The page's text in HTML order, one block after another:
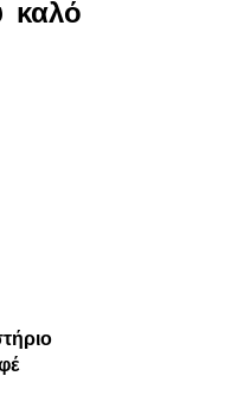
καλό